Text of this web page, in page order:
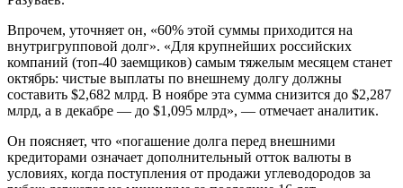
Впрочем, уточняет он, «60% этой суммы приходится на
внутригрупповой долг». «Для крупнейших российских
компаний (топ-40 заемщиков) самым тяжелым месяцем станет
октябрь: чистые выплаты по внешнему долгу должны
составить $2,682 млрд. В ноябре эта сумма снизится до $2,287
млрд, а в декабре — до $1,095 млрд», — отмечает аналитик.
Он поясняет, что «погашение долга перед внешними
кредиторами означает дополнительный отток валюты в
условиях, когда поступления от продажи углеводородов за